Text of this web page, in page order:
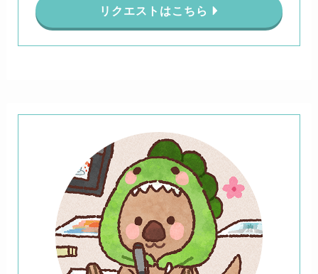
リクエストはこちら